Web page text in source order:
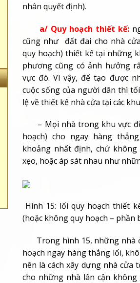
nhân quyết định).
a/ Quy hoạch thiết kế:
cũng như đất đai cho nhà
quy hoạch) thiết kế tại những
phương cũng có ảnh hưởng
vực đó. Vì vậy, để tạo được
cuộc sống của người dân thì
lệ về thiết kế nhà cửa tại các
– Mọi nhà trong khu vực
hoạch) cho ngay hàng
khoảng nhất định, chứ
xẹo, hoặc áp sát nhau như
Hình 15: lối quy hoạch thiết
(hoặc không quy hoạch – phần
Trong hình 15, những nhà
hoạch ngay hàng thẳng lối,
nên là cách xây dựng nhà cửa
cho những nhà lân cận